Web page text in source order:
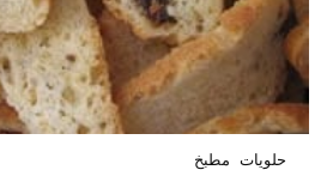
حلويات مطبخ